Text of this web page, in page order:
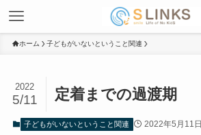
ホーム 子どもがいないということ関連
定着までの過渡期
2022
5/11
子どもがいないということ関連 2022年5月11日